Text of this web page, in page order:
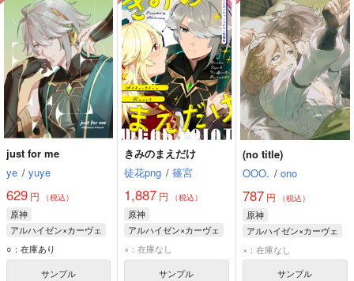
just for me
ye / yuye
629 円 （税込）
原神
アルハイゼン×カーヴェ
アルハイゼン
カーヴェ
○：在庫あり
サンプル
きみのまえだけ
徒花png / 篠宮
1,887 円 （税込）
原神
アルハイゼン×カーヴェ
×：在庫なし
サンプル
(no title)
OOO. / ono
787円 （税込）
原神
アルハイゼン×カーヴェ
アルハイゼン
カーヴェ
×：在庫なし
サンプル